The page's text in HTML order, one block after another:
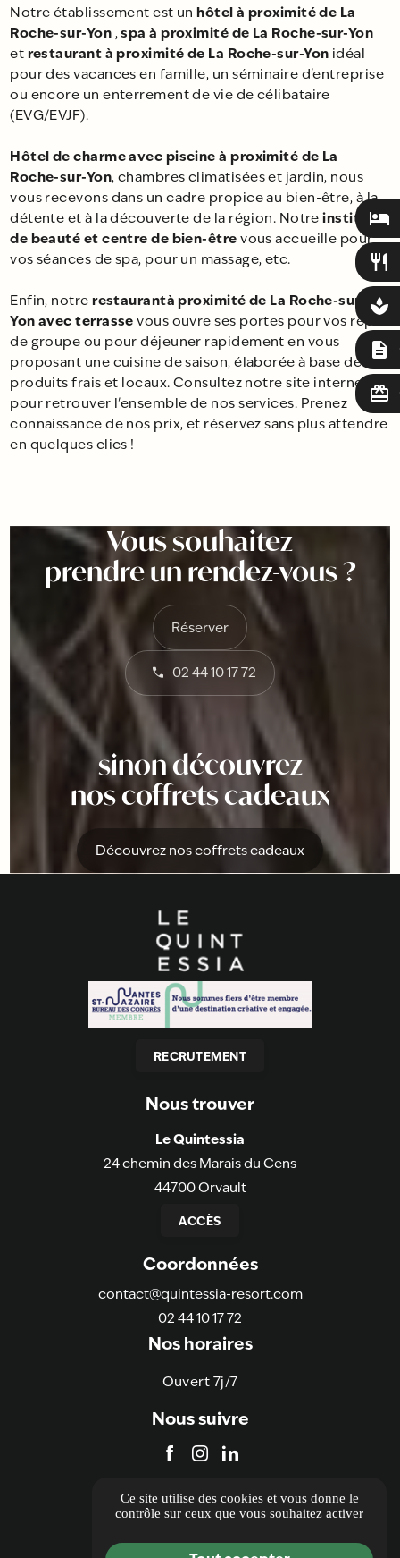
Notre établissement est unhôtel à proximité de La
Roche-sur-Yon ,spa à proximité de La Roche-sur-Yon
et restaurant à proximité de La Roche-sur-Yon idéal
pour des vacances en famille, un séminaire d'entreprise
ou encore un enterrement de vie de célibataire
(EVG/EVJF).
Hôtel de charme avec piscine à proximité de La
Roche-sur-Yon, chambres climatisées et jardin, nous
vous recevons dans un cadre propice au bien-être, à la
détente et à la découverte de la région. Notreinstitut
de beauté et centre de bien-être vous accueille pour
vos séances de spa, pour un massage, etc.
Enfin, notrerestaurantà proximité de La Roche-sur-
Yonavec terrasse vous ouvre ses portes pour vos repas
de groupe ou pour déjeuner rapidement en vous
proposant une cuisine de saison, élaborée à base de
produits frais et locaux. Consultez notre site internet
pour retrouver l'ensemble de nos services. Prenez
connaissance de nos prix, et réservez sans plus attendre
en quelques clics !
Vous souhaitez
prendre un rendez-vous ?
Réserver
02 44 10 17 72
sinon découvrez
nos coffrets cadeaux
Découvrez nos coffrets cadeaux
hotel
restaurant
spa
description
card_giftcard
RECRUTEMENT
Nous trouver
Le Quintessia
24 chemin des Marais du Cens
44700 Orvault
ACCÈS
Coordonnées
contact@quintessia-resort.com
02 44 10 17 72
Nos horaires
Ouvert 7j/7
Nous suivre
Informations
Mentions légales
Ce site utilise des cookies et vous donne le
contrôle sur ceux que vous souhaitez activer